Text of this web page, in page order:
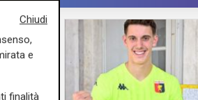
Chiudi
e
finalità